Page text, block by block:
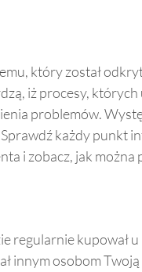
który został
iż procesy,
problemów.
każdy punkt
i zobacz, jak
regularnie kupował
innym osobom